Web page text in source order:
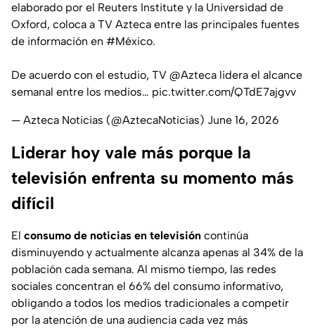
elaborado por el Reuters Institute y la Universidad de
Oxford, coloca a TV Azteca entre las principales fuentes
de información en #México.
De acuerdo con el estudio, TV @Azteca lidera el alcance
semanal entre los medios… pic.twitter.com/QTdE7ajgvv
— Azteca Noticias (@AztecaNoticias) June 16, 2026
Liderar hoy vale más porque la
televisión enfrenta su momento más
difícil
El consumo de noticias en televisión continúa
disminuyendo y actualmente alcanza apenas al 34% de la
población cada semana. Al mismo tiempo, las redes
sociales concentran el 66% del consumo informativo,
obligando a todos los medios tradicionales a competir
por la atención de una audiencia cada vez más